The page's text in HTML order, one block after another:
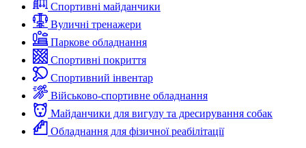
Спортивні майданчики
Вуличні тренажери
Паркове обладнання
Спортивні покриття
Спортивний інвентар
Військово-спортивне обладнання
Майданчики для вигулу та дресирування собак
Обладнання для фізичної реабілітації